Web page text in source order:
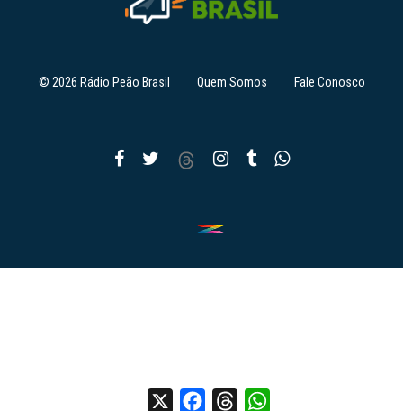
© 2026 Rádio Peão Brasil Quem Somos Fale Conosco
X FacebookThreadsWhatsApp